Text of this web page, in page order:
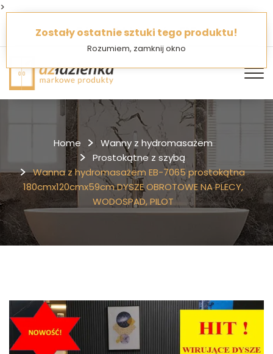
>
O Nas Jak kupować FAQ
Zostały ostatnie sztuki tego produktu!
Rozumiem, zamknij okno
Home
Wanny z hydromasażem
Prostokątne z szybą
Wanna z hydromasażem EB-7065 prostokątna
180cmx120cmx59cm DYSZE OBROTOWE NA PLECY,
WODOSPAD, PILOT